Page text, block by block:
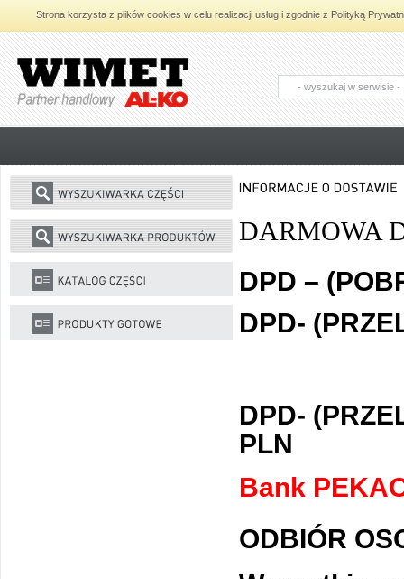
Strona korzysta z plików cookies w celu realizacji usług i zgodnie z Polityką
AL-KO - Maszyny ogrodnicze i części
zamienne do maszyn ogrodniczych
DARMOWA
DPD –
DPD-
DPD-
PLN
Bank
ODBIÓR